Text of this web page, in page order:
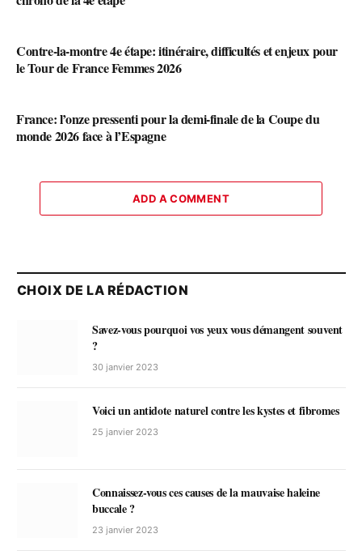
Contre-la-montre 4e étape: itinéraire, difficultés et enjeux pour
le Tour de France Femmes 2026
France: l’onze pressenti pour la demi-finale de la Coupe du
monde 2026 face à l’Espagne
ADD A COMMENT
CHOIX DE LA RÉDACTION
Savez-vous pourquoi vos yeux vous démangent souvent
?
30 janvier 2023
Voici un antidote naturel contre les kystes et fibromes
25 janvier 2023
Connaissez-vous ces causes de la mauvaise haleine
buccale ?
23 janvier 2023